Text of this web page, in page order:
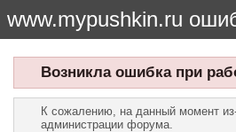
www.mypushkin.ru
Возникла ошибка при
К сожалению, на данный момент
администрации форума.